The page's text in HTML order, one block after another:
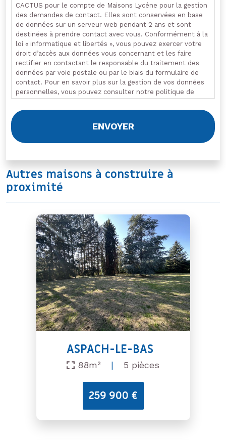
CACTUS pour le compte de Maisons Lycéne pour la gestion
des demandes de contact. Elles sont conservées en base
de données sur un serveur web pendant 2 ans et sont
destinées à prendre contact avec vous. Conformément à la
loi « informatique et libertés », vous pouvez exercer votre
droit d’accès aux données vous concernant et les faire
rectifier en contactant le responsable du traitement des
données par voie postale ou par le biais du formulaire de
contact. Pour en savoir plus sur la gestion de vos données
personnelles, vous pouvez consulter notre politique de
Autres maisons à construire à
proximité
ASPACH-LE-BAS
88m² | 5 pièces
259 900 €